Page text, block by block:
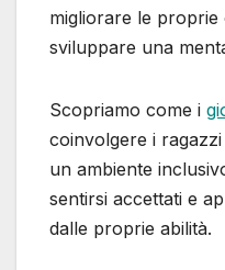
migliorare le proprie
sviluppare una
Scopriamo come i
coinvolgere i
un ambiente
sentirsi accettati e
dalle proprie abilità.